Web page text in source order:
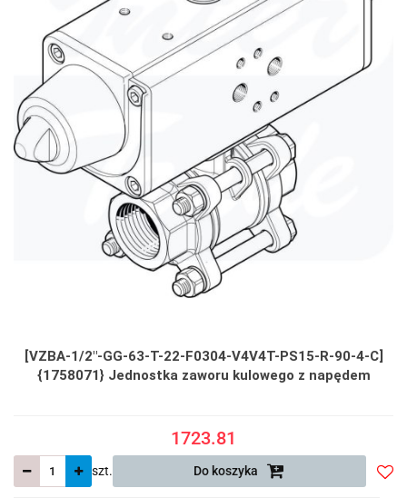
[VZBA-1/2"-GG-63-T-22-F0304-V4V4T-PS15-R-90-4-C]
{1758071} Jednostka zaworu kulowego z napędem
1723.81
szt. Do koszyka